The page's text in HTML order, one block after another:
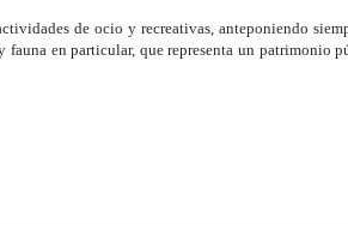
de ocio y recreativas, anteponiendo
fauna en particular, que representa un patrimonio